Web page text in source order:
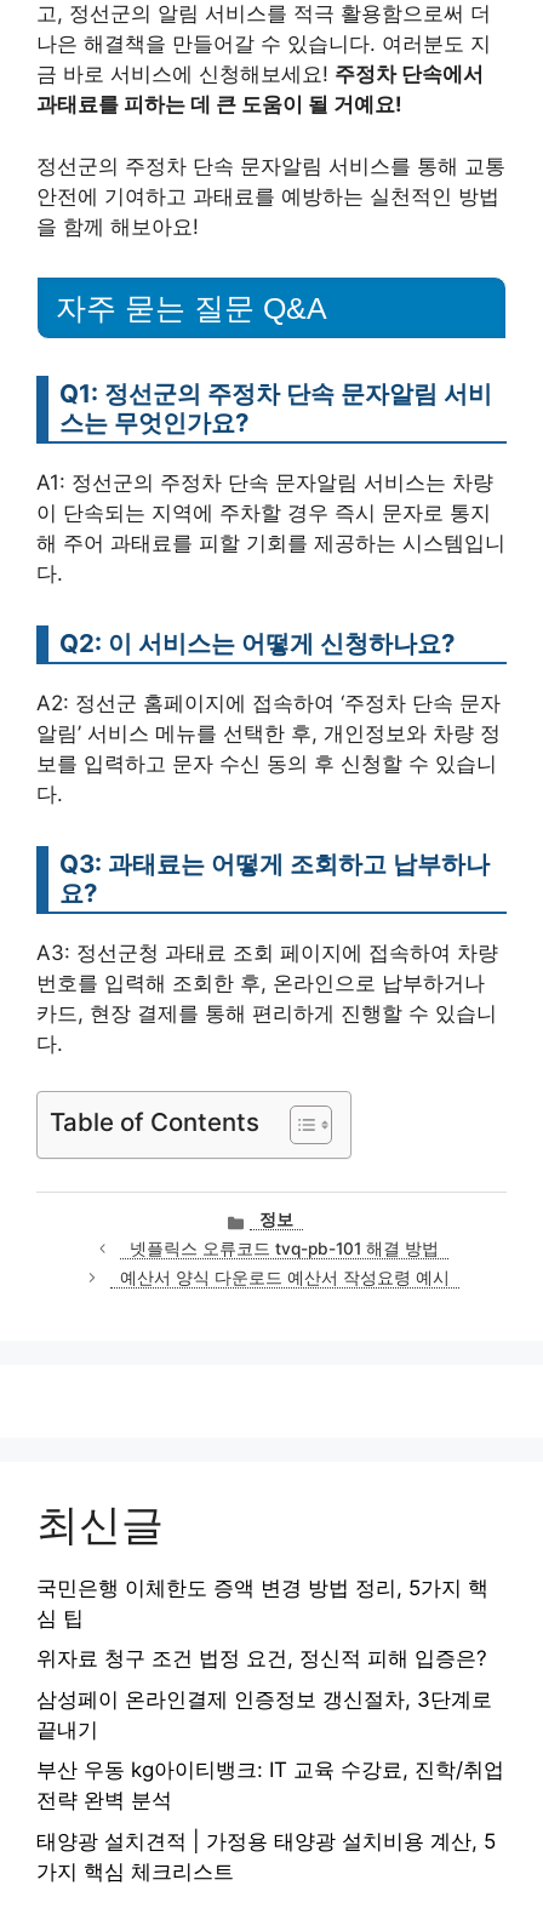
고, 정선군의 알림 서비스를 적극 활용함으로써 더
나은 해결책을 만들어갈 수 있습니다. 여러분도 지
금 바로 서비스에 신청해보세요! 주정차 단속에서
과태료를 피하는 데 큰 도움이 될 거예요!
정선군의 주정차 단속 문자알림 서비스를 통해 교통
안전에 기여하고 과태료를 예방하는 실천적인 방법
을 함께 해보아요!
자주 묻는 질문 Q&A
Q1: 정선군의 주정차 단속 문자알림 서비
스는 무엇인가요?
A1: 정선군의 주정차 단속 문자알림 서비스는 차량
이 단속되는 지역에 주차할 경우 즉시 문자로 통지
해 주어 과태료를 피할 기회를 제공하는 시스템입니
다.
Q2: 이 서비스는 어떻게 신청하나요?
A2: 정선군 홈페이지에 접속하여 ‘주정차 단속 문자
알림’ 서비스 메뉴를 선택한 후, 개인정보와 차량 정
보를 입력하고 문자 수신 동의 후 신청할 수 있습니
다.
Q3: 과태료는 어떻게 조회하고 납부하나
요?
A3: 정선군청 과태료 조회 페이지에 접속하여 차량
번호를 입력해 조회한 후, 온라인으로 납부하거나
카드, 현장 결제를 통해 편리하게 진행할 수 있습니
다.
Table of Contents
카
테
고
리
정보
넷플릭스 오류코드 tvq-pb-101 해결 방법
예산서 양식 다운로드 예산서 작성요령 예시
최신글
국민은행 이체한도 증액 변경 방법 정리, 5가지 핵
심 팁
위자료 청구 조건 법정 요건, 정신적 피해 입증은?
삼성페이 온라인결제 인증정보 갱신절차, 3단계로
끝내기
부산 우동 kg아이티뱅크: IT 교육 수강료, 진학/취업
전략 완벽 분석
태양광 설치견적 | 가정용 태양광 설치비용 계산, 5
가지 핵심 체크리스트